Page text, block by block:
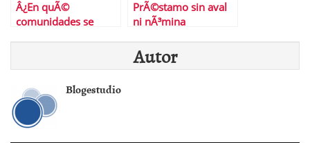
Â¿En quÃ©
comunidades se
PrÃ©stamo sin aval
ni nÃ³mina
Autor
Blogestudio